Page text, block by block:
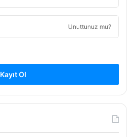
Unuttunuz mu?
Kayıt Ol